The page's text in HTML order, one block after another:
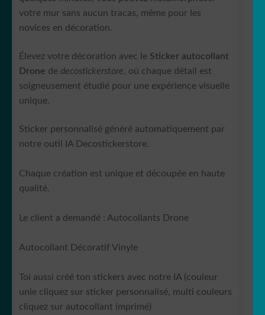
votre mur sans aucun tracas, même pour les
novices en décoration.
Élevez votre décoration avec le Sticker autocollant
Drone de decostickerstore, où chaque détail est
soigneusement étudié pour une expérience visuelle
unique.
Sticker personnalisé généré automatiquement par
notre outil IA Decostickerstore.
Chaque création est unique et découpée en haute
qualité.
Le client a demandé : Autocollants Drone
Autocollant Décoratif Vinyle
Toi aussi créé ton stickers avec notre IA (couleur
unie cliquez sur sticker personnalisé, multi couleurs
cliquez sur autocollant imprimé)